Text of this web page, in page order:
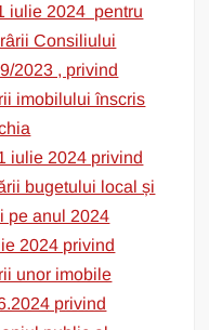
iulie 2024 pentru
Consiliului
2023 , privind
imobilului înscris
iulie 2024 privind
bugetului local și
pe anul 2024
2024 privind
unor imobile
privind